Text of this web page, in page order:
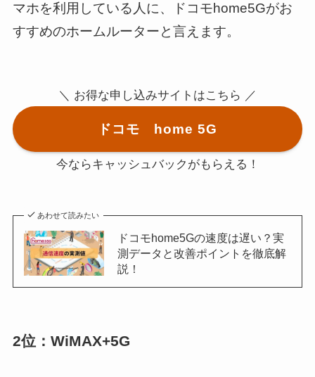
マホを利用している人に、ドコモhome5Gがお
すすめのホームルーターと言えます。
＼ お得な申し込みサイトはこちら ／
ドコモ home 5G
今ならキャッシュバックがもらえる！
あわせて読みたい
ドコモhome5Gの速度は遅い？実
測データと改善ポイントを徹底解
説！
2位：WiMAX+5G